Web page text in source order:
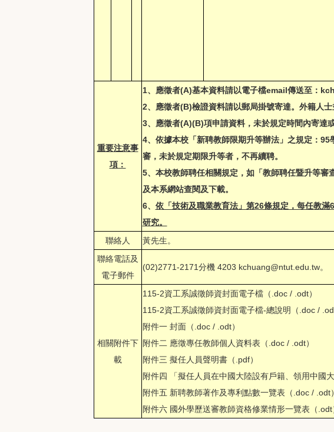
重要注意事
項：
1、應徵者(A)基本資料請以電子檔email傳送至：
2、應徵者(B)檢證資料請以郵局掛號寄達。外籍人
3、應徵者(A)(B)項申請資料，未於規定時間內寄達
4、依據本校「新聘教師限期升等辦法」之規定：
審，未於規定期限升等者，不再續聘。
5、本校教師聘任相關規定，如「教師聘任暨升等
及本系網站查閱及下載。
6、 依「技術及職業教育法」第26條規定，每任教
研究。
聯絡人
黃先生。
聯絡電話及
電子郵件
(02)2771-2171分機 4203 kchuang@ntut.edu.tw。
相關附件下
載
115-2資工系誠徵師資封面電子檔（ .doc /.odt）
115-2資工系誠徵師資封面電子檔-總說明（ .doc /
附件一 封面（ .doc/.odt）
附件二 應徵專任教師個人資料表（ .doc/.odt）
附件三 擬任人員聲明書（ .pdf）
附件四 「擬任人員在中國大陸設有戶籍、領用中國
附件五 新聘教師著作及專利點數一覽表（ .doc/.odt）
附件六 國外學歷送審教師資格修業情形一覽表（ .odt